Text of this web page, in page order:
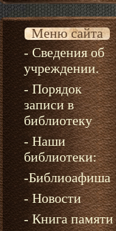
Меню сайта
- Сведения об
учреждении.
- Порядок
записи в
библиотеку
- Наши
библиотеки:
-Библиоафиша
- Новости
- Книга памяти